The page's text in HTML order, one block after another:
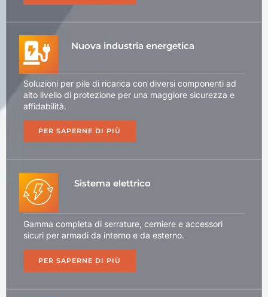
Nuova industria energetica
Soluzioni per pile di ricarica con diversi componenti ad
alto livello di protezione per una maggiore sicurezza e
affidabilità.
PER SAPERNE DI PIÙ
Sistema elettrico
Gamma completa di serrature, cerniere e accessori
sicuri per armadi da interno e da esterno.
PER SAPERNE DI PIÙ